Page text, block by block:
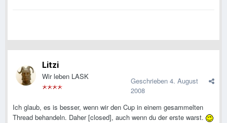
Litzi
Wir leben LASK Geschrieben 4. August
2008
Ich glaub, es is besser, wenn wir den Cup in einem gesammelten
Thread behandeln. Daher [closed], auch wenn du der erste warst.